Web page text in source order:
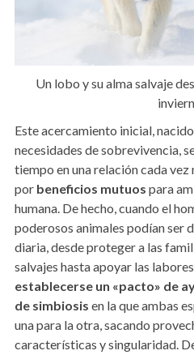
Un lobo y su alma salvaje
Este acercamiento inicial,
necesidades de sobrevivencia,
tiempo en una relación cada
por beneficios mutuos para
humana. De hecho, cuando el
poderosos animales podían ser
diaria, desde proteger a las
salvajes hasta apoyar las
establecerse un «pacto» de
de simbiosis en la que ambas
una para la otra, sacando
características y singularidad.